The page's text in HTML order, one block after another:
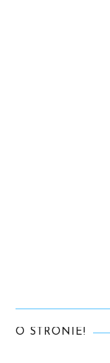
O STRONIE!